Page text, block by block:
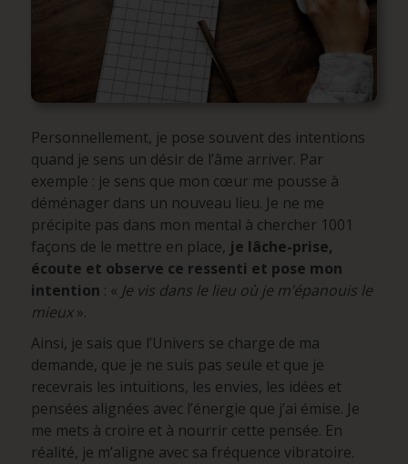
Personnellement, je pose souvent des intentions
quand je sens un désir de l’âme arriver. Par
exemple : je sens que mon cœur me pousse à
déménager dans un nouveau lieu. Je ne me
précipite pas dans mon mental à chercher 1001
façons de le mettre en place, je lâche-prise,
écoute et observe ce ressenti et pose mon
intention : « Je vis dans le lieu où je m’épanouis le
mieux».
Ainsi, je sais que l’Univers se charge de ma
demande, que je ne suis pas seule et que je
recevrais les intuitions, les envies, les idées et
pensées alignées avec l’énergie que j’ai émise. Je
me mets à croire et à nourrir cette pensée. En
réalité, je m’aligne avec sa fréquence vibratoire.